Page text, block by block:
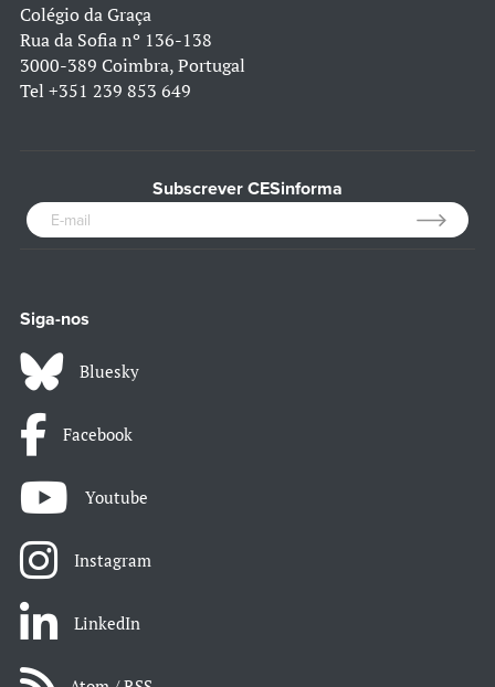
Colégio da Graça
Rua da Sofia nº 136-138
3000-389 Coimbra, Portugal
Tel +351 239 853 649
Subscrever CESinforma
Siga-nos
Bluesky
Facebook
Youtube
Instagram
LinkedIn